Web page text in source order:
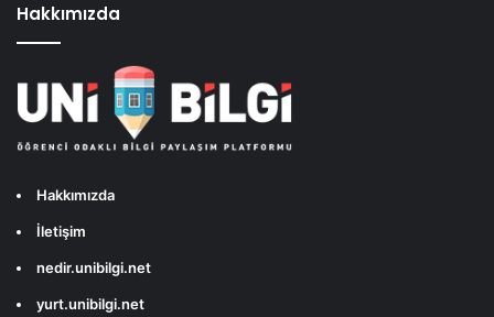
Hakkımızda
Hakkımızda
İletişim
nedir.unibilgi.net
yurt.unibilgi.net